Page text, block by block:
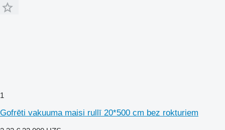
1
Gofrēti vakuuma maisi rullī 20*500 cm bez rokturiem